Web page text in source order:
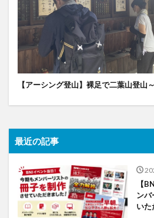
【アーシング登山】裸足で二葉山登山
最近の記事
【
ンバ
いた